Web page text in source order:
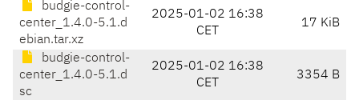
budgie-control-
center_1.4.0-5.1.d
ebian.tar.xz
2025-01-02 16:38
CET
17 KiB
budgie-control-
center_1.4.0-5.1.d
sc
2025-01-02 16:38
CET
3354 B